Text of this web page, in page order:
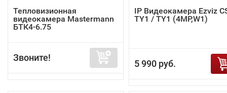
Тепловизионная
видеокамера Mastermann
БТК4-6.75
Звоните!
IP Видеокамера Ezviz
TY1 / TY1 (4MP,W1)
5 990 руб.